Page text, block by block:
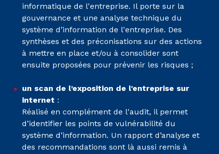
informatique de l'entreprise. Il porte sur la
gouvernance et une analyse technique du
système d’information de l'entreprise. Des
synthèses et des préconisations sur des actions
à mettre en place et/ou à consolider sont
ensuite proposées pour prévenir les risques ;
un scan de l’exposition de l'entreprise sur
internet :
Réalisé en complément de l'audit, il permet
d’identifier les points de vulnérabilité du
système d’information. Un rapport d’analyse et
des recommandations sont là aussi remis à